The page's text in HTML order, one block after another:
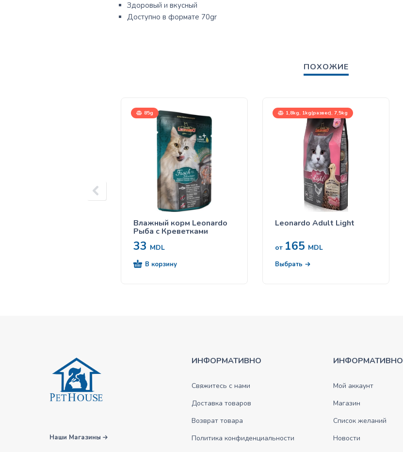
Здоровый и вкусный
Доступно в формате 70gr
ПОХОЖИЕ
85g
Влажный корм Leonardo
Рыба с Креветками
33 MDL
В корзину
1,8kg, 1kg(развес), 7,5kg
Leonardo Adult Light
от 165 MDL
Выбрать
Наши Магазины
ИНФОРМАТИВНО
Свяжитесь с нами
Доставка товаров
Возврат товара
Политика конфиденциальности
ИНФОРМАТИВНО
Мой аккаунт
Магазин
Список желаний
Новости